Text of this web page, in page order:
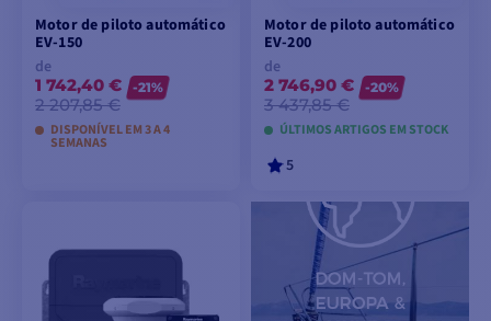
Motor de piloto automático
EV-150
de
1 742,40 €
2 207,85 €
-21%
DISPONÍVEL EM 3 A 4
SEMANAS
Motor de piloto automático
EV-200
de
2 746,90 €
3 437,85 €
-20%
ÚLTIMOS ARTIGOS EM STOCK
5
VER MODELOS